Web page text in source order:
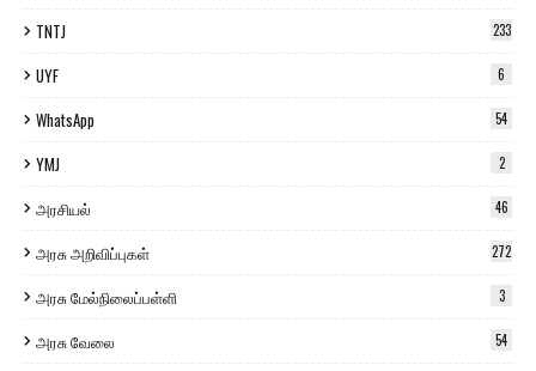
TNTJ 233
UYF 6
WhatsApp 54
YMJ 2
அரசியல் 46
அரசு அறிவிப்புகள் 272
அரசு மேல்நிலைப்பள்ளி 3
அரசு வேலை 54